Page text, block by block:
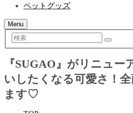
ペットグッズ
Menu
検
索
『SUGAO』がリニュー
いしたくなる可愛さ！
ます♡